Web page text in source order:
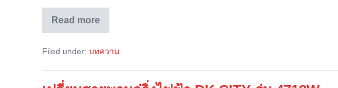
Read more
วิธี
ลด
อ้วน
ที่
Filed under: บทความ